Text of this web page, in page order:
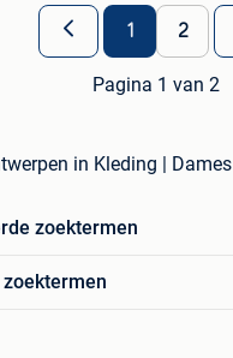
1 2
Pagina 1 van 2
in Kleding | Dames
zoektermen